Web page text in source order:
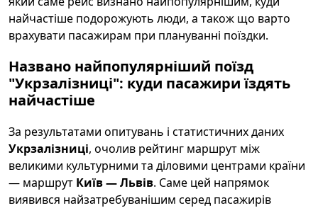
найчастіше подорожують люди, а також що варто
врахувати пасажирам при плануванні поїздки.
Названо найпопулярніший поїзд
"Укрзалізниці": куди пасажири їздять
найчастіше
За результатами опитувань і статистичних даних
Укрзалізниці, очолив рейтинг маршрут між
великими культурними та діловими центрами країни
— маршрут Київ — Львів. Саме цей напрямок
виявився найзатребуванішим серед пасажирів